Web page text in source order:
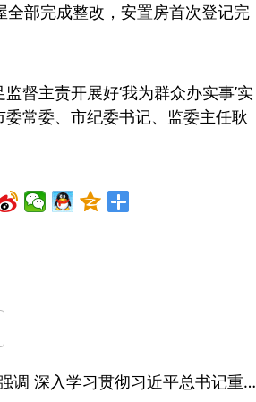
全部完成整改，安置房首次登记完
督主责开展好‘我为群众办实事’实
常委、市纪委书记、监委主任耿
省委常委会会议强调 深入学习贯彻习近平总书记重要讲话精神 以高质量党建引领高质量发展 梁言顺主持并讲话